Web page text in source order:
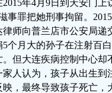
年4月9日到天安门上
事罪把她刑事拘留。
师向普兰店市公安局
个月大的孙子在注射百
但大连疾病控制中心却
人认为，孩子从出生到
，最终导致孩子死亡，